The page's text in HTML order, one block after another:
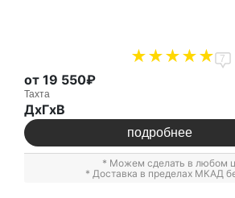
7
от 19 550₽
Тахта
ДxГxВ
подробнее
* Можем сделать в любом
* Доставка в пределах МКАД